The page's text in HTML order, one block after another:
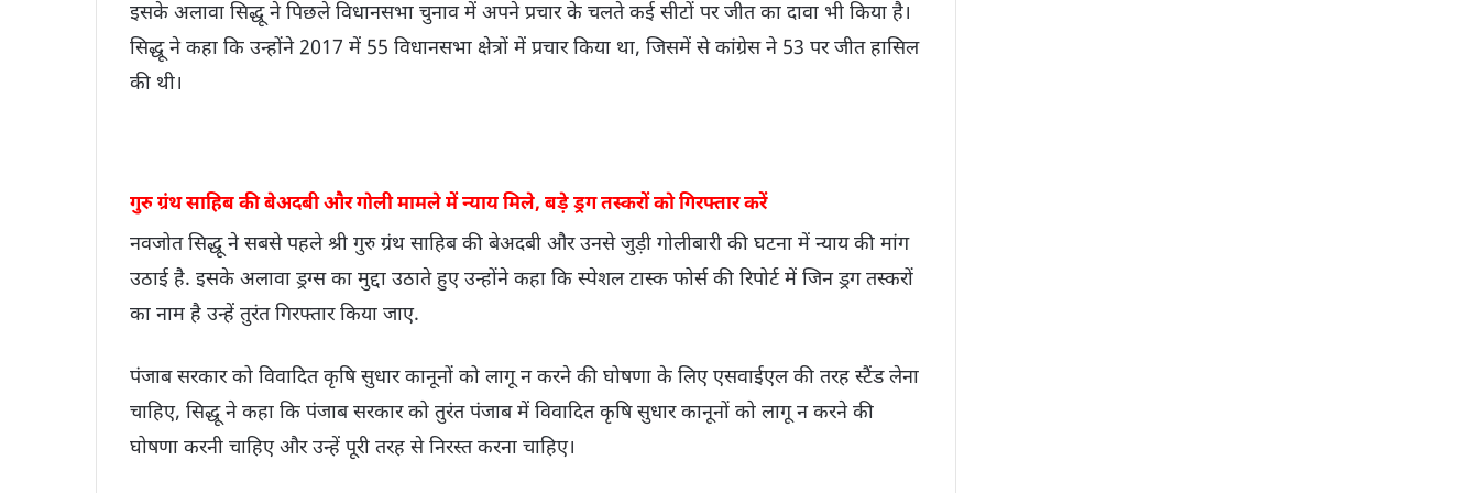
इसके अलावा सिद्धू ने पिछले विधानसभा चुनाव में अपने प्रचार के चलते कई सीटों पर जीत का दावा भी किया है।
सिद्धू ने कहा कि उन्होंने 2017 में 55 विधानसभा क्षेत्रों में प्रचार किया था, जिसमें से कांग्रेस ने 53 पर जीत हासिल
की थी।
गुरु ग्रंथ साहिब की बेअदबी और गोली मामले में न्याय मिले, बड़े ड्रग तस्करों को गिरफ्तार करें
नवजोत सिद्धू ने सबसे पहले श्री गुरु ग्रंथ साहिब की बेअदबी और उनसे जुड़ी गोलीबारी की घटना में न्याय की मांग
उठाई है. इसके अलावा ड्रग्स का मुद्दा उठाते हुए उन्होंने कहा कि स्पेशल टास्क फोर्स की रिपोर्ट में जिन ड्रग तस्करों
का नाम है उन्हें तुरंत गिरफ्तार किया जाए.
पंजाब सरकार को विवादित कृषि सुधार कानूनों को लागू न करने की घोषणा के लिए एसवाईएल की तरह स्टैंड लेना
चाहिए, सिद्धू ने कहा कि पंजाब सरकार को तुरंत पंजाब में विवादित कृषि सुधार कानूनों को लागू न करने की
घोषणा करनी चाहिए और उन्हें पूरी तरह से निरस्त करना चाहिए।